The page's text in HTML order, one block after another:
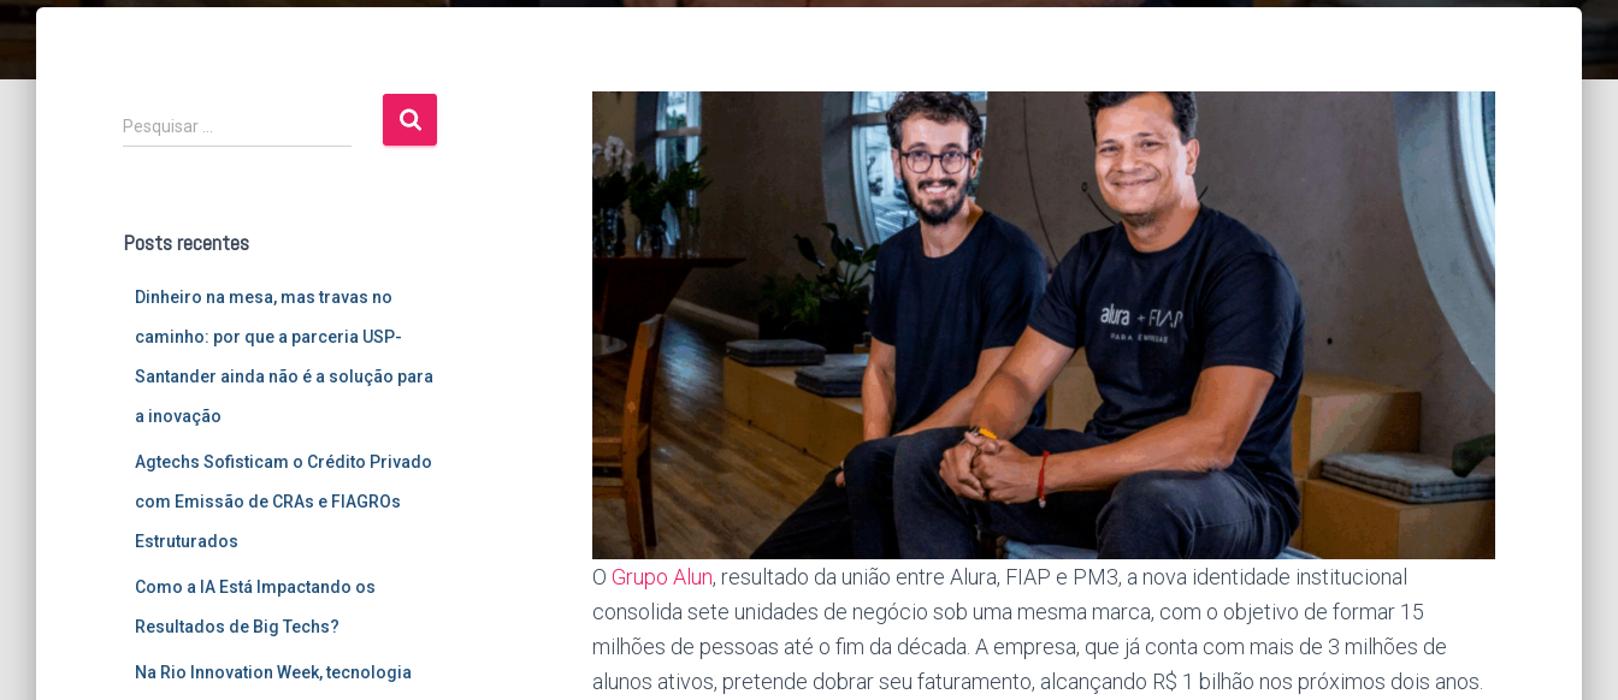
P
e
i
Pesquisar …
Posts recentes
Dinheiro na mesa, mas travas no
caminho: por que a parceria USP-
Santander ainda não é a solução para
a inovação
Agtechs Sofisticam o Crédito Privado
com Emissão de CRAs e FIAGROs
Estruturados
Como a IA Está Impactando os
Resultados de Big Techs?
Na Rio Innovation Week, tecnologia
O Grupo Alun, resultado da união entre Alura, FIAP e PM3, a nova identidade institucional
consolida sete unidades de negócio sob uma mesma marca, com o objetivo de formar 15
milhões de pessoas até o fim da década. A empresa, que já conta com mais de 3 milhões de
alunos ativos, pretende dobrar seu faturamento, alcançando R$ 1 bilhão nos próximos dois anos.